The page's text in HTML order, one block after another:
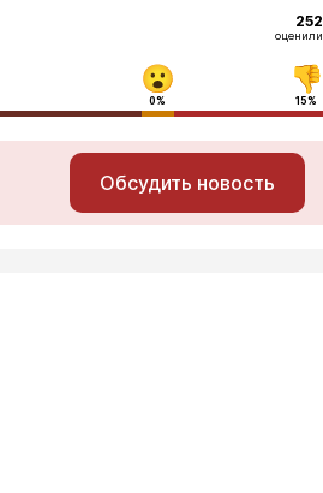
252
оценили
0% 15%
Обсудить новость